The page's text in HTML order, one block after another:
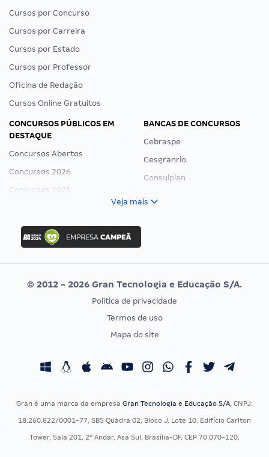
Cursos por Concurso
Cursos por Carreira
Cursos por Estado
Cursos por Professor
Oficina de Redação
Cursos Online Gratuitos
CONCURSOS PÚBLICOS EM
DESTAQUE
Concursos Abertos
Concursos 2026
Concursos 2025
Concurso Ibama
Concurso MPU
Editais publicados
BANCAS DE CONCURSOS
Cebraspe
Cesgranrio
Consulplan
Vunesp
CONCURSOS POR PROFISSÃO
Concursos Fiscais
EXAME DE ORDEM
Calendário OAB
Veja mais
© 2012 - 2026 Gran Tecnologia e Educação S/A.
Política de privacidade
Termos de uso
Mapa do site
Gran é uma marca da empresa Gran Tecnologia e Educação S/A, CNPJ:
18.260.822/0001-77, SBS Quadra 02, Bloco J, Lote 10, Edifício Carlton
Tower, Sala 201, 2º Andar, Asa Sul, Brasília-DF, CEP 70.070-120.